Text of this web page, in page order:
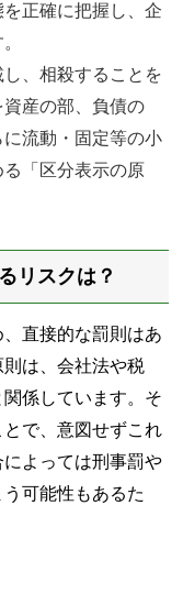
正確に把握し、企
、相殺することを
産の部、負債の
流動・固定等の小
「区分表示の原
リスクは？
直接的な罰則はあ
は、会社法や税
係しています。そ
で、意図せずこれ
よっては刑事罰や
可能性もあるた